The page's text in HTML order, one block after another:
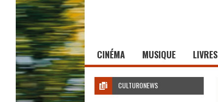
CINÉMA MUSIQUE LIVRES
CULTURONEWS